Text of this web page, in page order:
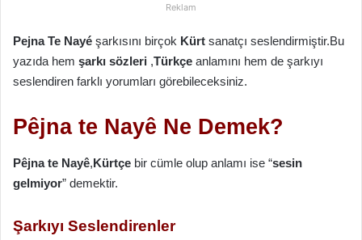
e
Reklam
Pejna Te Nayé şarkısını birçok Kürt sanatçı seslendirmiştir.Bu
yazıda hem şarkı sözleri ,Türkçe anlamını hem de şarkıyı
seslendiren farklı yorumları görebileceksiniz.
Pêjna te Nayê Ne Demek?
Pêjna te Nayê,Kürtçe bir cümle olup anlamı ise “sesin
gelmiyor” demektir.
Şarkıyı Seslendirenler